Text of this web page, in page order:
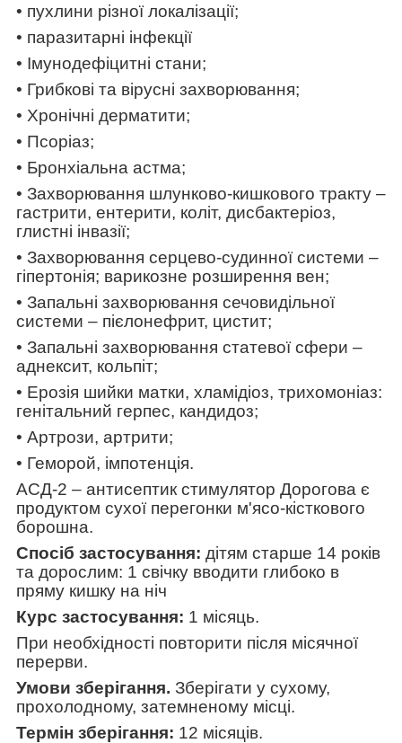
• пухлини різної локалізації;
• паразитарні інфекції
• Імунодефіцитні стани;
• Грибкові та вірусні захворювання;
• Хронічні дерматити;
• Псоріаз;
• Бронхіальна астма;
• Захворювання шлунково-кишкового тракту –
гастрити, ентерити, коліт, дисбактеріоз,
глистні інвазії;
• Захворювання серцево-судинної системи –
гіпертонія; варикозне розширення вен;
• Запальні захворювання сечовидільної
системи – пієлонефрит, цистит;
• Запальні захворювання статевої сфери –
аднексит, кольпіт;
• Ерозія шийки матки, хламідіоз, трихомоніаз:
генітальний герпес, кандидоз;
• Артрози, артрити;
• Геморой, імпотенція.
АСД-2 – антисептик стимулятор Дорогова є
продуктом сухої перегонки м'ясо-кісткового
борошна.
Спосіб застосування: дітям старше 14 років
та дорослим: 1 свічку вводити глибоко в
пряму кишку на ніч
Курс застосування: 1 місяць.
При необхідності повторити після місячної
перерви.
Умови зберігання. Зберігати у сухому,
прохолодному, затемненому місці.
Термін зберігання: 12 місяців.